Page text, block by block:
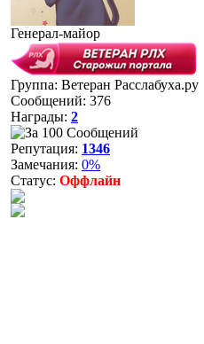
Генерал-майор
Группа: Ветеран Расслабуха.ру
Сообщений: 376
Награды: 2
Репутация: 1346
Замечания: 0%
Статус: Оффлайн